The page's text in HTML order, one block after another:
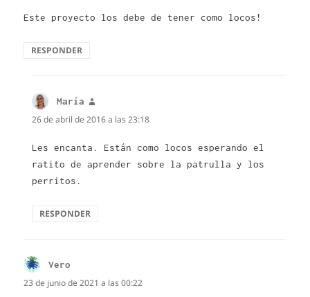
Este proyecto los debe de tener como locos!
RESPONDER
María
26 de abril de 2016 a las 23:18
Les encanta. Están como locos esperando el
ratito de aprender sobre la patrulla y los
perritos.
RESPONDER
Vero
23 de junio de 2021 a las 00:22